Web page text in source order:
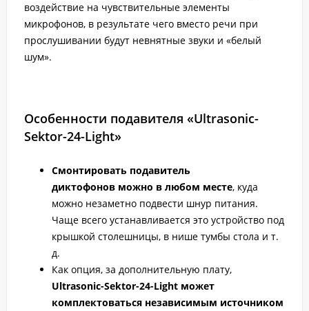
воздействие на чувствительные элементы
микрофонов, в результате чего вместо речи при
прослушивании будут невнятные звуки и «белый
шум».
Особенности подавителя «Ultrasonic-
Sektor-24-Light»
Смонтировать подавитель
диктофонов можно в любом месте, куда
можно незаметно подвести шнур питания.
Чаще всего устанавливается это устройство под
крышкой столешницы, в нише тумбы стола и т.
д.
Как опция, за дополнительную плату,
Ultrasonic-Sektor-24-Light может
комплектоваться независимым источником